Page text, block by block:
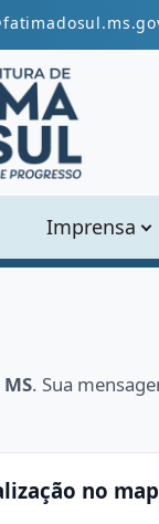
Imprensa
. Sua
no